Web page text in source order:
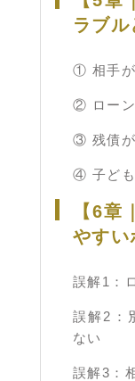
ラブル
① 相手が
② ローン
③ 残債が
④ 子ども
【6章
やすい
誤解1：
誤解2：
ない
誤解3：